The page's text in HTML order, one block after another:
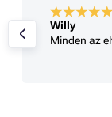
Willy
Minden az